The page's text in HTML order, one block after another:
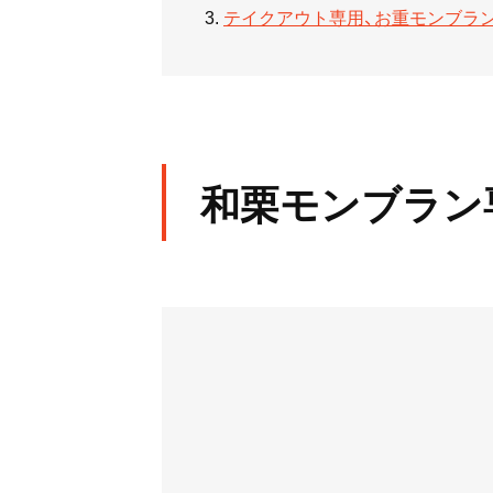
テイクアウト専用、お重モンブラ
和栗モンブラ